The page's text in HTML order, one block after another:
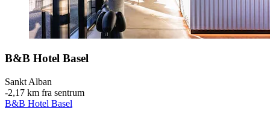
B&B Hotel Basel
Sankt Alban
‐2,17 km fra sentrum
B&B Hotel Basel